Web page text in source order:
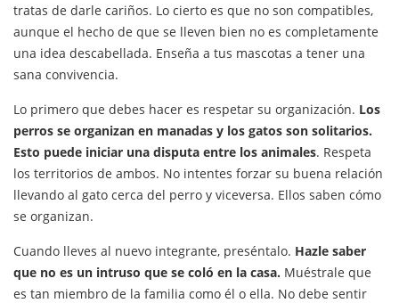
tratas de darle cariños. Lo cierto es que no son compatibles,
aunque el hecho de que se lleven bien no es completamente
una idea descabellada. Enseña a tus mascotas a tener una
sana convivencia.
Lo primero que debes hacer es respetar su organización. Los
perros se organizan en manadas y los gatos son solitarios.
Esto puede iniciar una disputa entre los animales. Respeta
los territorios de ambos. No intentes forzar su buena relación
llevando al gato cerca del perro y viceversa. Ellos saben cómo
se organizan.
Cuando lleves al nuevo integrante, preséntalo. Hazle saber
que no es un intruso que se coló en la casa. Muéstrale que
es tan miembro de la familia como él o ella. No debe sentir